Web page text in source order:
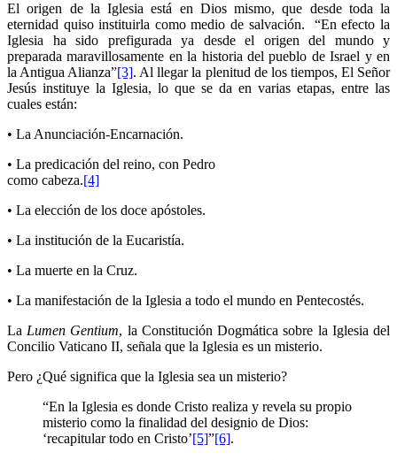
El origen de la Iglesia está en Dios mismo, que desde toda la
eternidad quiso instituirla como medio de salvación. “En efecto la
Iglesia ha sido prefigurada ya desde el origen del mundo y
preparada maravillosamente en la historia del pueblo de Israel y en
la Antigua Alianza”[3]. Al llegar la plenitud de los tiempos, El Señor
Jesús instituye la Iglesia, lo que se da en varias etapas, entre las
cuales están:
• La Anunciación-Encarnación.
• La predicación del reino, con Pedro
como cabeza.[4]
• La elección de los doce apóstoles.
• La institución de la Eucaristía.
• La muerte en la Cruz.
• La manifestación de la Iglesia a todo el mundo en Pentecostés.
La Lumen Gentium, la Constitución Dogmática sobre la Iglesia del
Concilio Vaticano II, señala que la Iglesia es un misterio.
Pero ¿Qué significa que la Iglesia sea un misterio?
“En la Iglesia es donde Cristo realiza y revela su propio
misterio como la finalidad del designio de Dios:
‘recapitular todo en Cristo’[5]”[6].